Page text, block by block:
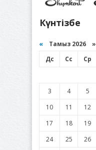
Күнтізбе
« Тамыз 2026 »
Дс
Сс Ср
3
4 5
10
11 12
17
18 19
24
25 26